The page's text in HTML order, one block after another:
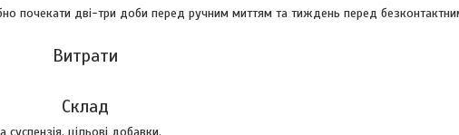
почекати дві-три доби перед ручним миттям та тиждень перед
Витрати
Склад
цільові добавки.